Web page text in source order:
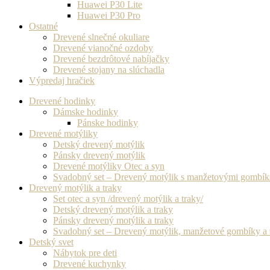
Huawei P30 Lite
Huawei P30 Pro
Ostatné
Drevené slnečné okuliare
Drevené vianočné ozdoby
Drevené bezdrôtové nabíjačky
Drevené stojany na slúchadla
Výpredaj hračiek
Drevené hodinky
Dámske hodinky
Pánske hodinky
Drevené motýliky
Detský drevený motýlik
Pánsky drevený motýlik
Drevené motýliky Otec a syn
Svadobný set – Drevený motýlik s manžetovými
Drevený motýlik a traky
Set otec a syn /drevený motýlik a traky/
Detský drevený motýlik a traky
Pánsky drevený motýlik a traky
Svadobný set – Drevený motýlik, manžetové gombíky a
Detský svet
Nábytok pre deti
Drevené kuchynky